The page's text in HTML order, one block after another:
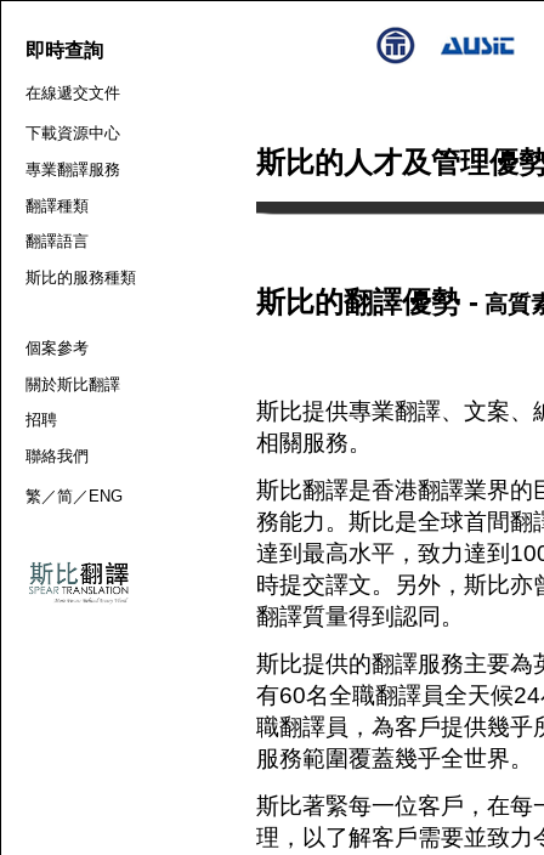
斯比的人才及管理優
斯比的翻譯優勢 - 高質
斯比提供專業翻譯、 文案、
相關服務。
斯比翻譯是香港翻譯業界的
務能力。斯比是全球首間翻
達到最高水平，致力達到
時提交譯文。另外，斯比
翻譯質量得到認同。
斯比提供的翻譯服務主要為
有60名全職翻譯員全天候
職翻譯員，為客戶提供幾乎
服務範圍覆蓋幾乎全世界。
斯比著緊每一位客戶，在每
理，以了解客戶需要並致力
即時查詢
在線遞交文件
下載資源中心
專業翻譯服務
翻譯種類
翻譯語言
斯比的服務種類
個案參考
關於斯比翻譯
招聘
聯絡我們
繁 ／简／ ENG